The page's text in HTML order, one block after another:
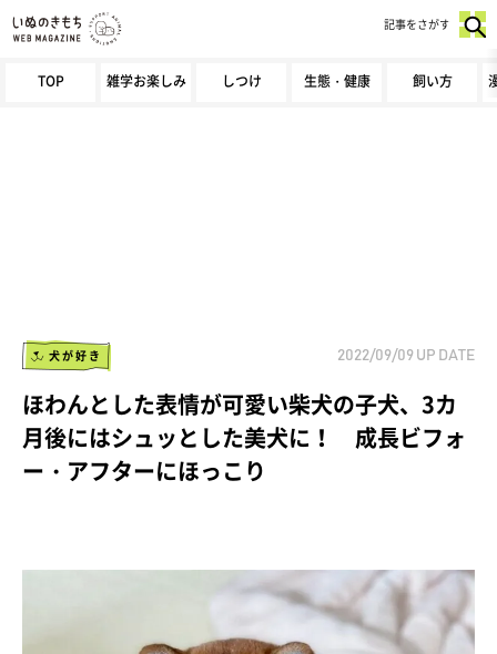
TOP 雑学お楽しみ しつけ 生態・健康 飼い方
記事をさがす
犬が好き 2022/09/09 UP DATE
ほわんとした表情が可愛い柴犬の子犬、3カ
月後にはシュッとした美犬に！ 成長ビフォ
ー・アフターにほっこり